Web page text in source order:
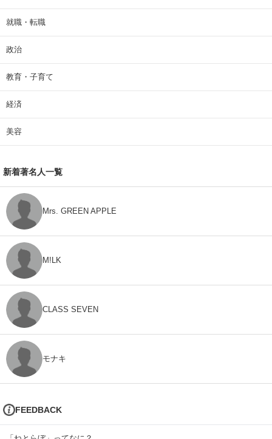
就職・転職
政治
教育・子育て
経済
美容
新着著名人一覧
Mrs. GREEN APPLE
M!LK
CLASS SEVEN
モナキ
FEEDBACK